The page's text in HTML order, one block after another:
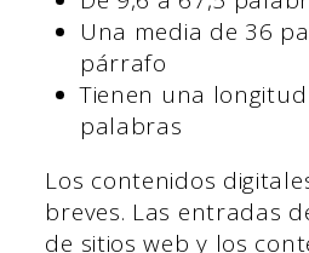
Una media de 36
párrafo
Tienen una
palabras
Los contenidos
breves. Las entradas
de sitios web y los